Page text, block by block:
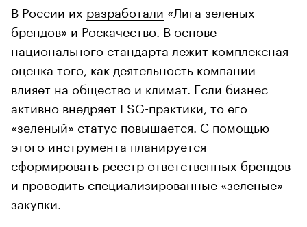
В России их разработали «Лига зеленых
брендов» и Роскачество. В основе
национального стандарта лежит комплексная
оценка того, как деятельность компании
влияет на общество и климат. Если бизнес
активно внедряет ESG-практики, то его
«зеленый» статус повышается. С помощью
этого инструмента планируется
сформировать реестр ответственных брендов
и проводить специализированные «зеленые»
закупки.